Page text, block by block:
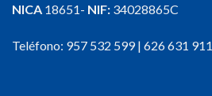
NICA 18651- NIF: 34028865C
Teléfono: 957 532 599| 626 631 911